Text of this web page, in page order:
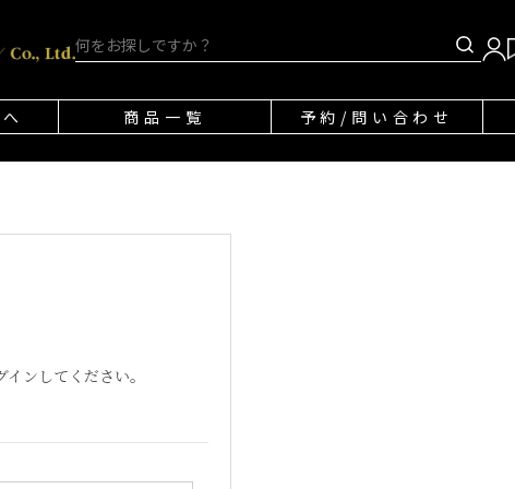
商品一覧 予約/問い合わせ
ンしてください。